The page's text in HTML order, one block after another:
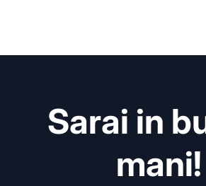
Sarai in
mani!